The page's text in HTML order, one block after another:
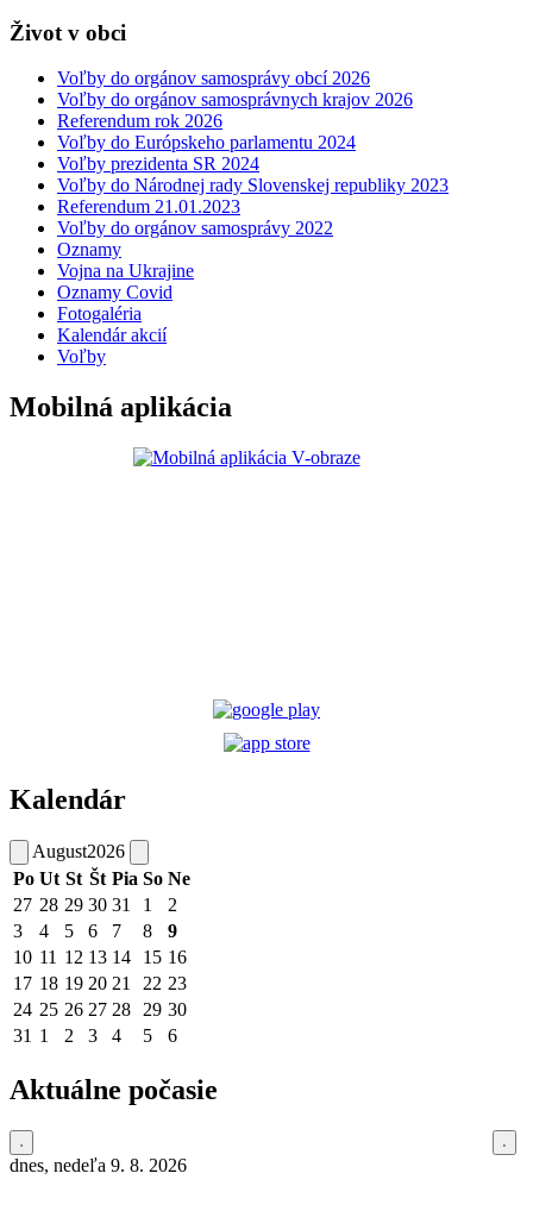
Život v obci
Voľby do orgánov samosprávy obcí 2026
Voľby do orgánov samosprávnych krajov 2026
Referendum rok 2026
Voľby do Európskeho parlamentu 2024
Voľby prezidenta SR 2024
Voľby do Národnej rady Slovenskej republiky 2023
Referendum 21.01.2023
Voľby do orgánov samosprávy 2022
Oznamy
Vojna na Ukrajine
Oznamy Covid
Fotogaléria
Kalendár akcií
Voľby
Mobilná aplikácia
Kalendár
August2026
Po Ut St Št Pia So Ne
27 28 29 30 31 1
2
3
4 5 6 7 8
9
10 11 12 13 14 15 16
17 18 19 20 21 22 23
24 25 26 27 28 29 30
31 1 2 3 4 5 6
Aktuálne počasie
dnes, nedeľa 9. 8. 2026